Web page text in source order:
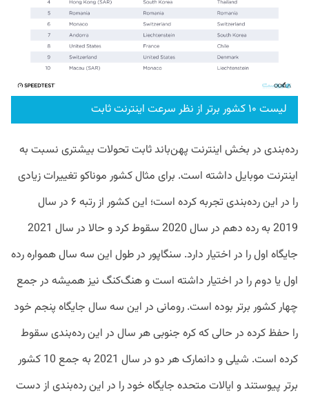
لیست ۱۰ کشور برتر از نظر سرعت اینترنت ثابت
رده‌بندی در بخش اینترنت پهن‌باند ثابت تحولات بیشتری نسبت به
اینترنت موبایل داشته است. برای مثال کشور موناکو تغییرات زیادی
را در این رده‌بندی تجربه کرده است؛ این کشور از رتبه ۶ در سال
2019 به رده دهم در سال 2020 سقوط کرد و حالا در سال 2021
جایگاه اول را در اختیار دارد. سنگاپور در طول این سه سال همواره رده
اول یا دوم را در اختیار داشته است و هنگ‌کنگ نیز همیشه در جمع
چهار کشور برتر بوده است. رومانی در این سه سال جایگاه پنجم خود
را حفظ کرده در حالی که کره جنوبی هر سال در این رده‌بندی سقوط
کرده است. شیلی و دانمارک هر دو در سال 2021 به جمع 10 کشور
برتر پیوستند و ایالات متحده جایگاه خود را در این رده‌بندی از دست